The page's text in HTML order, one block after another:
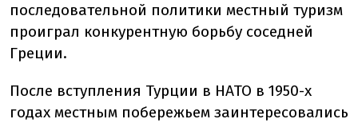
последовательной политики местный туризм
проиграл конкурентную борьбу соседней
Греции.
После вступления Турции в НАТО в 1950-х
годах местным побережьем заинтересовались